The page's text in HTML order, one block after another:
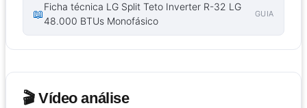
📖
Ficha técnica LG Split Teto Inverter R-32 LG
48.000 BTUs Monofásico
GUIA
🎬 Vídeo análise